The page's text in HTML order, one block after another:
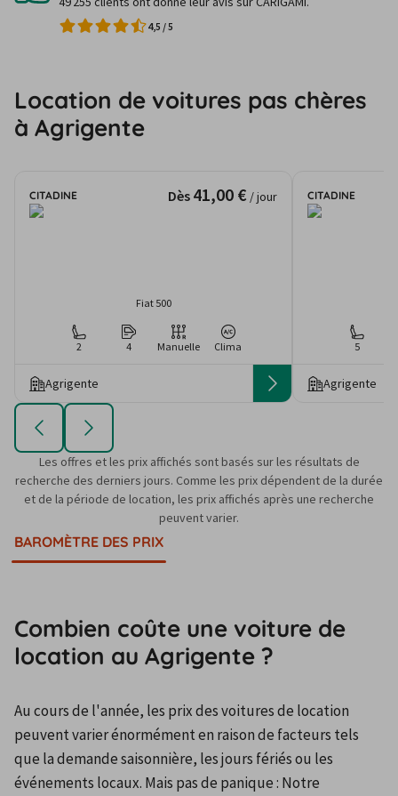
4,5 /5
Location de voitures pas chères
à Agrigente
CITADINE Dès 41,00 € / jour
Fiat 500
2 4 Manuelle Clima
Agrigente
CITADINE
5
Agrigente
Les offres et les prix affichés sont basés sur les résultats de
recherche des derniers jours. Comme les prix dépendent de la durée
et de la période de location, les prix affichés après une recherche
peuvent varier.
BAROMÈTRE DES PRIX
Combien coûte une voiture de
location au Agrigente ?
Au cours de l'année, les prix des voitures de location
peuvent varier énormément en raison de facteurs tels
que la demande saisonnière, les jours fériés ou les
événements locaux. Mais pas de panique : Notre